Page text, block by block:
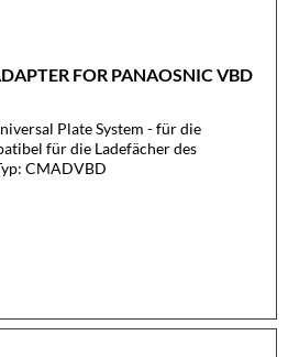
FOR PANAOSNIC VBD
Plate System - für die
für die Ladefächer des
CMADVBD